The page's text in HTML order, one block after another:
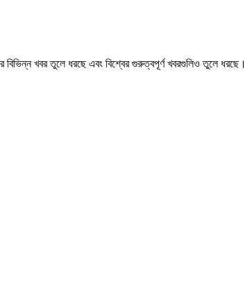
খবর তুলে ধরছে এবং বিশ্বের গুরুত্বপূর্ণ খবরগুলিও তুলে ধরছে।